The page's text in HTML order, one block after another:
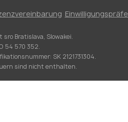
Bratislava, Slowakei.
54 570 352.
SK 2121731304.
sind nicht enthalten.